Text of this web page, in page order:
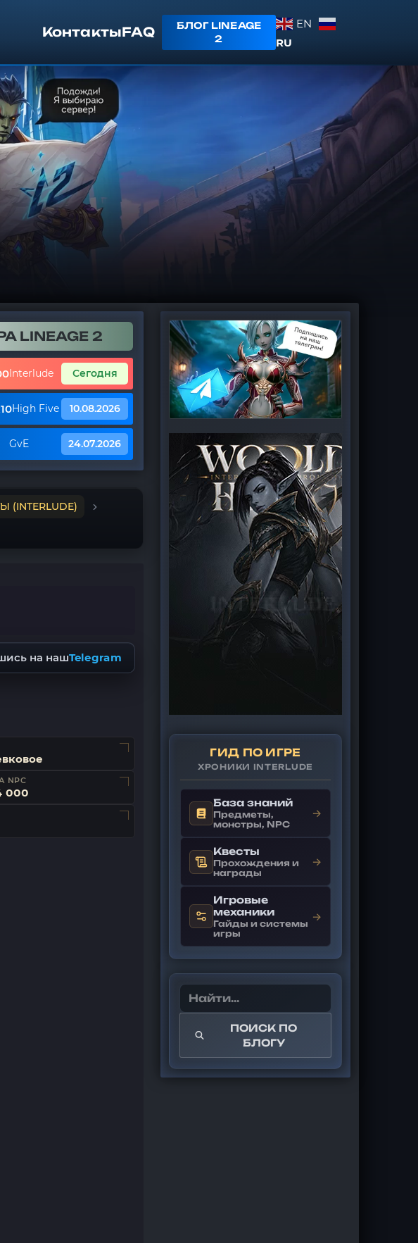
КонтактыFAQ
БЛОГ LINEAGE
2
EN
RU
LINEAGE 2
Interlude Сегодня
High Five 10.08.2026
GvE 24.07.2026
(INTERLUDE)
на нашTelegram
NPC
000
ГИД ПО ИГРЕ
ХРОНИКИ INTERLUDE
База знаний
Предметы,
монстры, NPC
→
Квесты
Прохождения и
награды
→
Игровые
механики
Гайды и системы
игры
→
ПОИСК ПО
БЛОГУ